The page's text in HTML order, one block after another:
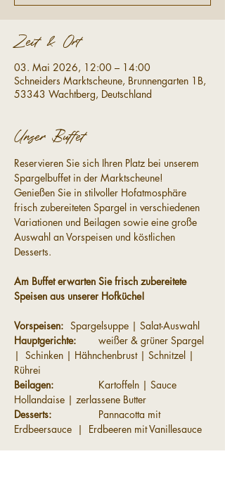
Zeit & Ort
03. Mai 2026, 12:00 – 14:00
Schneiders Marktscheune, Brunnengarten 1B,
53343 Wachtberg, Deutschland
Unser Buffet
Reservieren Sie sich Ihren Platz bei unserem
Spargelbuffet in der Marktscheune!
Genießen Sie in stilvoller Hofatmosphäre
frisch zubereiteten Spargel in verschiedenen
Variationen und Beilagen sowie eine große
Auswahl an Vorspeisen und köstlichen
Desserts.
Am Buffet erwarten Sie frisch zubereitete
Speisen aus unserer Hofküche!
Spargelsuppe | Salat-Auswahl
weißer & grüner Spargel
|  Schinken | Hähnchenbrust | Schnitzel |
Rührei
Kartoffeln | Sauce
Hollandaise | zerlassene Butter
Pannacotta mit
Erdbeersauce  |  Erdbeeren mit Vanillesauce